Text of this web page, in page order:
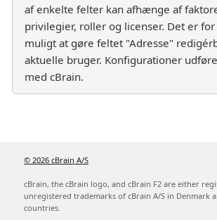
af enkelte felter kan afhænge af
privilegier, roller og licenser. Det er
muligt at gøre feltet "Adresse"
aktuelle bruger. Konfigurationer
med cBrain.
© 2026 cBrain A/S
cBrain, the cBrain logo, and cBrain F2 are either
unregistered trademarks of cBrain A/S in Denmark
countries.